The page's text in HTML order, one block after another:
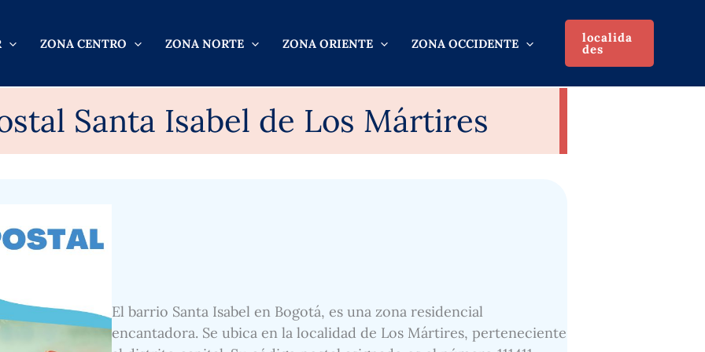
ZONA CENTRO ZONA NORTE ZONA ORIENTE ZONA OCCIDENTE localida
des
Santa Isabel de Los Mártires
El barrio Santa Isabel en Bogotá, es una zona residencial
encantadora. Se ubica en la localidad de Los Mártires, perteneciente